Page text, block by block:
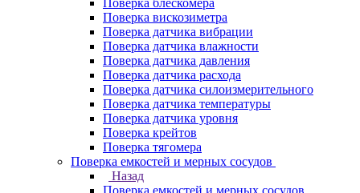
Поверка блескомера
Поверка вискозиметра
Поверка датчика вибрации
Поверка датчика влажности
Поверка датчика давления
Поверка датчика расхода
Поверка датчика силоизмерительного
Поверка датчика температуры
Поверка датчика уровня
Поверка крейтов
Поверка тягомера
Поверка емкостей и мерных сосудов
Назад
Поверка емкостей и мерных сосудов